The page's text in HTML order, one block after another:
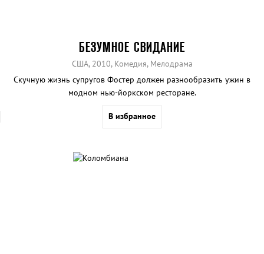
БЕЗУМНОЕ СВИДАНИЕ
США, 2010, Комедия, Мелодрама
Скучную жизнь супругов Фостер должен разнообразить ужин в
модном нью-йоркском ресторане.
В избранное